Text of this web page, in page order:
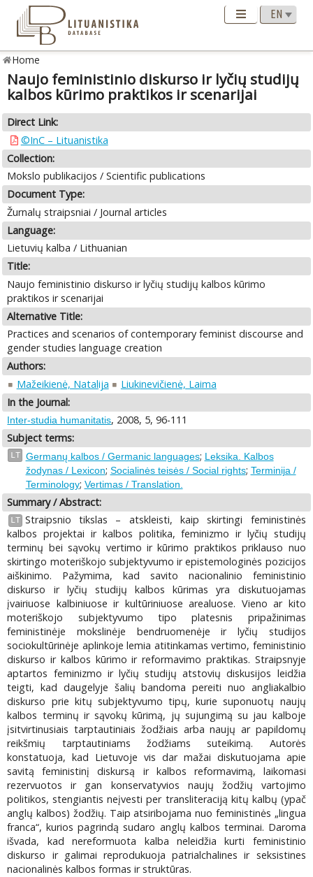
Home
Naujo feministinio diskurso ir lyčių studijų
kalbos kūrimo praktikos ir scenarijai
Direct Link:
©InC – Lituanistika
Collection:
Mokslo publikacijos / Scientific publications
Document Type:
Žurnalų straipsniai / Journal articles
Language:
Lietuvių kalba / Lithuanian
Title:
Naujo feministinio diskurso ir lyčių studijų kalbos kūrimo
praktikos ir scenarijai
Alternative Title:
Practices and scenarios of contemporary feminist discourse and
gender studies language creation
Authors:
Mažeikienė, Natalija
Liukinevičienė, Laima
In the Journal:
Inter-studia humanitatis, 2008, 5, 96-111
Subject terms:
LT Germanų kalbos / Germanic languages; Leksika. Kalbos
žodynas / Lexicon; Socialinės teisės / Social rights; Terminija /
Terminology; Vertimas / Translation.
Summary / Abstract:
LT Straipsnio tikslas – atskleisti, kaip skirtingi feministinės
kalbos projektai ir kalbos politika, feminizmo ir lyčių studijų
terminų bei sąvokų vertimo ir kūrimo praktikos priklauso nuo
skirtingo moteriškojo subjektyvumo ir epistemologinės pozicijos
aiškinimo. Pažymima, kad savito nacionalinio feministinio
diskurso ir lyčių studijų kalbos kūrimas yra diskutuojamas
įvairiuose kalbiniuose ir kultūriniuose arealuose. Vieno ar kito
moteriškojo subjektyvumo tipo platesnis pripažinimas
feministinėje mokslinėje bendruomenėje ir lyčių studijos
sociokultūrinėje aplinkoje lemia atitinkamas vertimo, feministinio
diskurso ir kalbos kūrimo ir reformavimo praktikas. Straipsnyje
aptartos feminizmo ir lyčių studijų atstovių diskusijos leidžia
teigti, kad daugelyje šalių bandoma pereiti nuo angliakalbio
diskurso prie kitų subjektyvumo tipų, kurie suponuotų naujų
kalbos terminų ir sąvokų kūrimą, jų sujungimą su jau kalboje
įsitvirtinusiais tarptautiniais žodžiais arba naujų ar papildomų
reikšmių tarptautiniams žodžiams suteikimą. Autorės
konstatuoja, kad Lietuvoje vis dar mažai diskutuojama apie
savitą feministinį diskursą ir kalbos reformavimą, laikomasi
rezervuotos ir gan konservatyvios naujų žodžių vartojimo
politikos, stengiantis neįvesti per transliteraciją kitų kalbų (ypač
anglų kalbos) žodžių. Taip atsiribojama nuo feministinės „lingua
franca“, kurios pagrindą sudaro anglų kalbos terminai. Daroma
išvada, kad nereformuota kalba neleidžia kurti feministinio
diskurso ir galimai reprodukuoja patrialchalines ir seksistines
nacionalinės kalbos formas ir struktūras.